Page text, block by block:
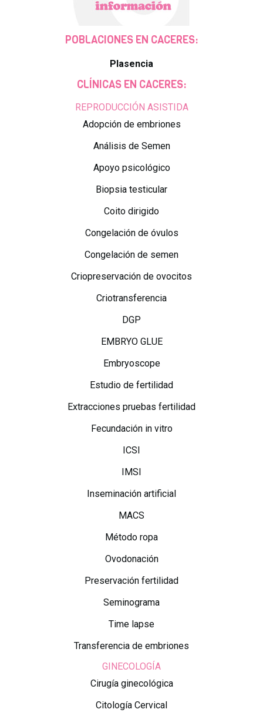
POBLACIONES EN CACERES:
Plasencia
CLÍNICAS EN CACERES:
REPRODUCCIÓN ASISTIDA
Adopción de embriones
Análisis de Semen
Apoyo psicológico
Biopsia testicular
Coito dirigido
Congelación de óvulos
Congelación de semen
Criopreservación de ovocitos
Criotransferencia
DGP
EMBRYO GLUE
Embryoscope
Estudio de fertilidad
Extracciones pruebas fertilidad
Fecundación in vitro
ICSI
IMSI
Inseminación artificial
MACS
Método ropa
Ovodonación
Preservación fertilidad
Seminograma
Time lapse
Transferencia de embriones
GINECOLOGÍA
Cirugía ginecológica
Citología Cervical